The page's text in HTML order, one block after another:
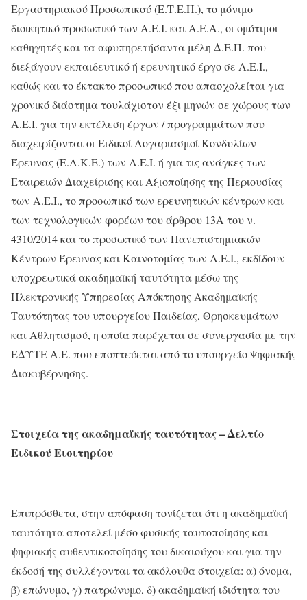
Εργαστηριακού Προσωπικού (Ε.Τ.Ε.Π.), το μόνιμο
διοικητικό προσωπικό των Α.Ε.Ι. και Α.Ε.Α., οι ομότιμοι
καθηγητές και τα αφυπηρετήσαντα μέλη Δ.Ε.Π. που
διεξάγουν εκπαιδευτικό ή ερευνητικό έργο σε Α.Ε.Ι.,
καθώς και το έκτακτο προσωπικό που απασχολείται για
χρονικό διάστημα τουλάχιστον έξι μηνών σε χώρους των
Α.Ε.Ι. για την εκτέλεση έργων / προγραμμάτων που
διαχειρίζονται οι Ειδικοί Λογαριασμοί Κονδυλίων
Έρευνας (Ε.Λ.Κ.Ε.) των Α.Ε.Ι. ή για τις ανάγκες των
Εταιρειών Διαχείρισης και Αξιοποίησης της Περιουσίας
των Α.Ε.Ι., το προσωπικό των ερευνητικών κέντρων και
των τεχνολογικών φορέων του άρθρου 13Α του ν.
4310/2014 και το προσωπικό των Πανεπιστημιακών
Κέντρων Έρευνας και Καινοτομίας των Α.Ε.Ι., εκδίδουν
υποχρεωτικά ακαδημαϊκή ταυτότητα μέσω της
Ηλεκτρονικής Υπηρεσίας Απόκτησης Ακαδημαϊκής
Ταυτότητας του υπουργείου Παιδείας, Θρησκευμάτων
και Αθλητισμού, η οποία παρέχεται σε συνεργασία με την
ΕΔΥΤΕ Α.Ε. που εποπτεύεται από το υπουργείο Ψηφιακής
Διακυβέρνησης.
Στοιχεία της ακαδημαϊκής ταυτότητας –Δελτίο
Ειδικού Εισιτηρίου
Επιπρόσθετα, στην απόφαση τονίζεται ότι η ακαδημαϊκή
ταυτότητα αποτελεί μέσο φυσικής ταυτοποίησης και
ψηφιακής αυθεντικοποίησης του δικαιούχου και για την
έκδοσή της συλλέγονται τα ακόλουθα στοιχεία: α) όνομα,
β) επώνυμο, γ) πατρώνυμο, δ) ακαδημαϊκή ιδιότητα του